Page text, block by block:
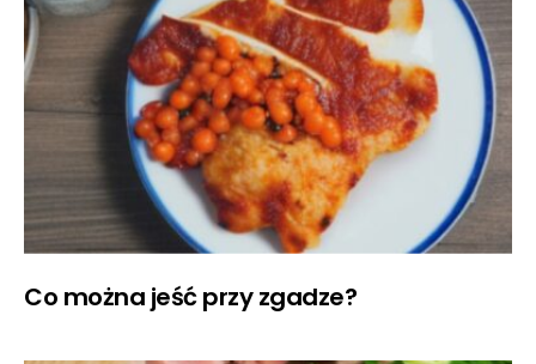
Co można jeść przy zgadze?